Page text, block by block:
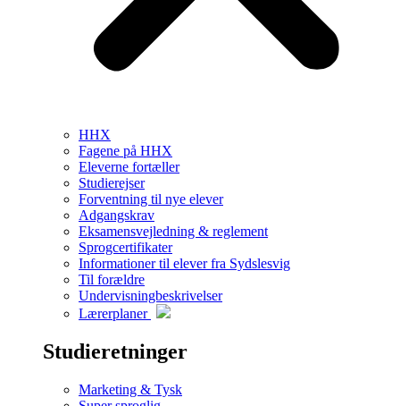
HHX
Fagene på HHX
Eleverne fortæller
Studierejser
Forventning til nye elever
Adgangskrav
Eksamensvejledning & reglement
Sprogcertifikater
Informationer til elever fra Sydslesvig
Til forældre
Undervisningbeskrivelser
Lærerplaner
Studieretninger
Marketing & Tysk